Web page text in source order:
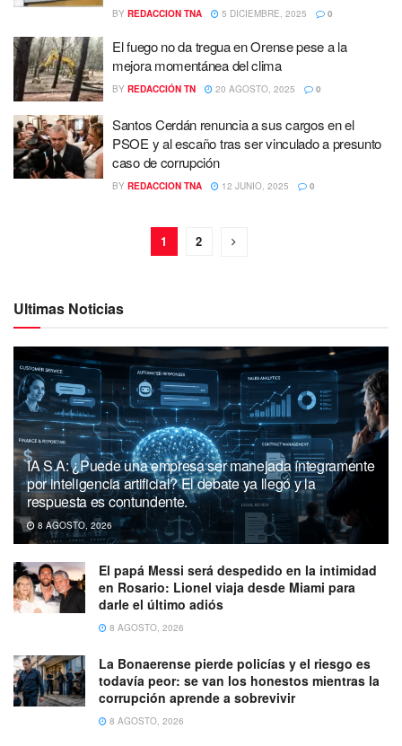
BY REDACCION TNA 5 DICIEMBRE, 2025 0
El fuego no da tregua en Orense pese a la
mejora momentánea del clima
BY REDACCIÓN TN 20 AGOSTO, 2025 0
Santos Cerdán renuncia a sus cargos en el
PSOE y al escaño tras ser vinculado a presunto
caso de corrupción
BY REDACCION TNA 12 JUNIO, 2025 0
1 2
Ultimas Noticias
IA S.A: ¿Puede una empresa ser manejada íntegramente
por inteligencia artificial? El debate ya llegó y la
respuesta es contundente.
8 AGOSTO, 2026
El papá Messi será despedido en la intimidad
en Rosario: Lionel viaja desde Miami para
darle el último adiós
8 AGOSTO, 2026
La Bonaerense pierde policías y el riesgo es
todavía peor: se van los honestos mientras la
corrupción aprende a sobrevivir
8 AGOSTO, 2026